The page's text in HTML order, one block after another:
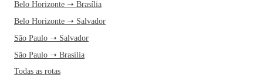
Belo Horizonte ➝ Brasília
Belo Horizonte ➝ Salvador
São Paulo ➝ Salvador
São Paulo ➝ Brasília
Todas as rotas